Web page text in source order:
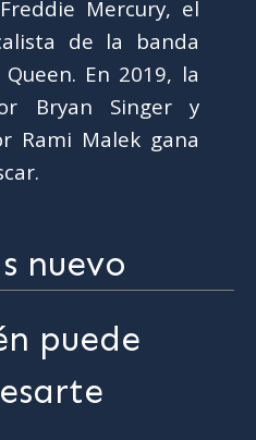
Mercury, el
de la banda
En 2019, la
Bryan Singer y
Rami Malek gana
nuevo
puede